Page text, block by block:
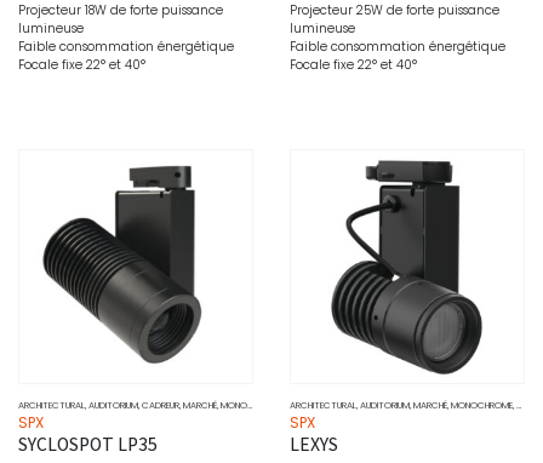
Projecteur 18W de forte puissance
lumineuse
Faible consommation énergétique
Focale fixe 22° et 40°
Projecteur 25W de forte puissance
lumineuse
Faible consommation énergétique
Focale fixe 22° et 40°
ARCHITECTURAL,AUDITORIUM,CADREUR,MARCHÉ,MONOCHROME MUSÉO,PROJECTEURS,SOURCE
SPX
SYCLOSPOT LP35
ARCHITECTURAL,AUDITORIUM,MARCHÉ,MONOCHROME,MUSÉO
SPX
LEXYS